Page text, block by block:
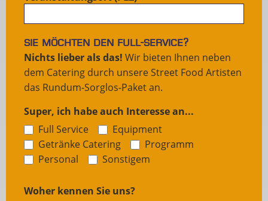
Sie möchten den Full-Service?
Nichts lieber als das! Wir bieten Ihnen neben
dem Catering durch unsere Street Food Artisten
das Rundum-Sorglos-Paket an.
Super, ich habe auch Interesse an...
Full Service
Equipment
Getränke Catering
Programm
Personal
Sonstigem
Woher kennen Sie uns?